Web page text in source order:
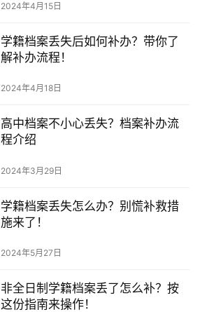
2024年4月15日
学籍档案丢失后如何补办？带你了
解补办流程！
2024年4月18日
高中档案不小心丢失？档案补办流
程介绍
2024年3月29日
学籍档案丢失怎么办？别慌补救措
施来了！
2024年5月27日
非全日制学籍档案丢了怎么补？按
这份指南来操作！